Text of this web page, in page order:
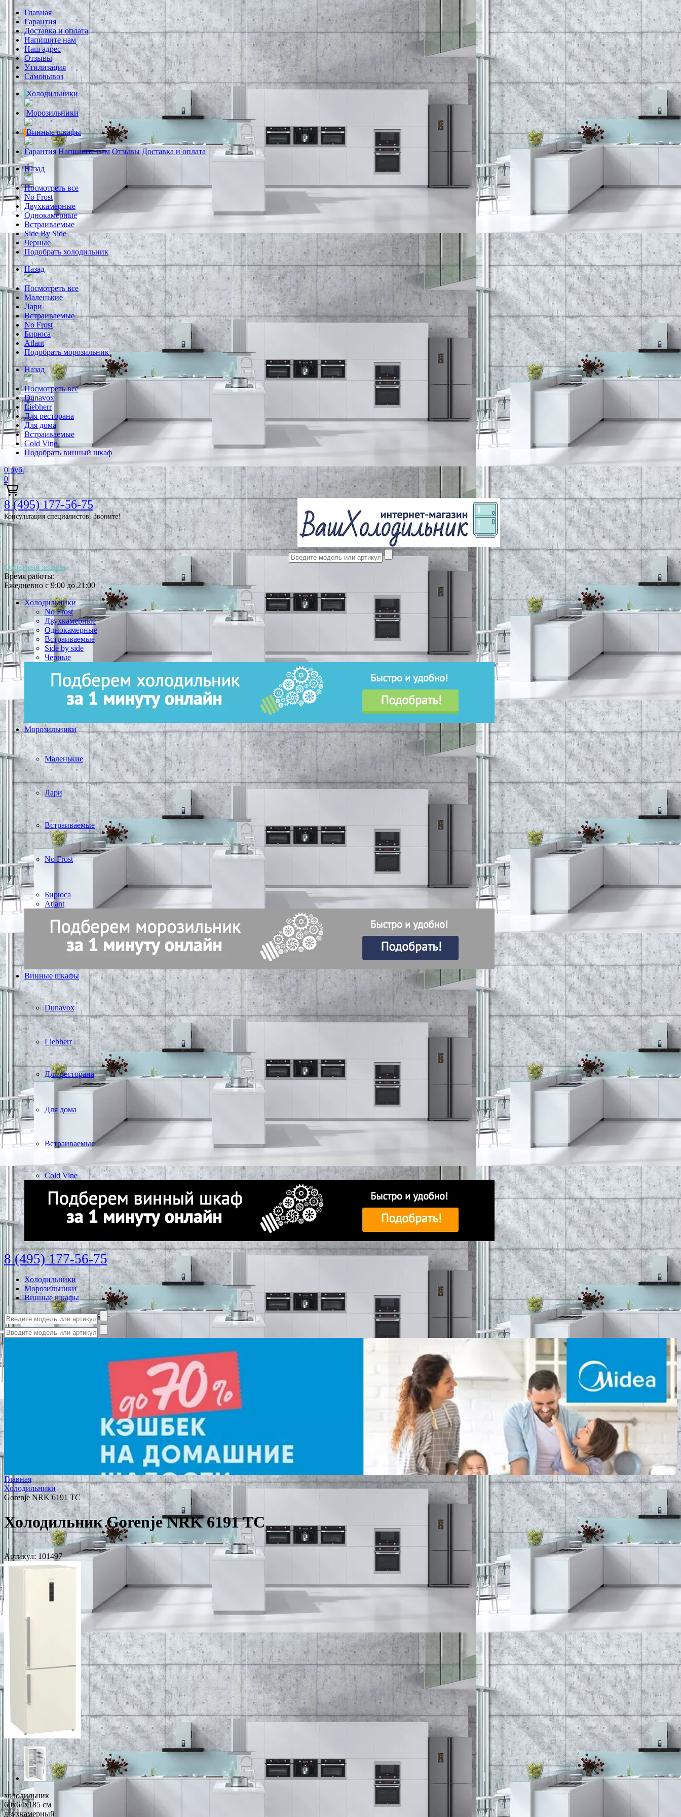
Главная
Гарантия
Доставка и оплата
Напишите нам
Наш адрес
Отзывы
Утилизация
Самовывоз
Холодильники
Морозильники
Винные шкафы
Гарантия Напишите нам Отзывы Доставка и оплата
Назад
Посмотреть все
No Frost
Двухкамерные
Однокамерные
Встраиваемые
Side By Side
Черные
Подобрать холодильник
Назад
Посмотреть все
Маленькие
Лари
Встраиваемые
No Frost
Бирюса
Atlant
Подобрать морозильник
Назад
Посмотреть все
Dunavox
Liebherr
Для ресторана
Для дома
Встраиваемые
Cold Vine
Подобрать винный шкаф
0 руб.
0
8 (495) 177-56-75
Консультация специалистов. Звоните!
Обратный звонок
Время работы:
Ежедневно с 9:00 до 21:00
Холодильники
No Frost
Двухкамерные
Однокамерные
Встраиваемые
Side by side
Черные
Морозильники
Маленькие
Лари
Встраиваемые
No Frost
Бирюса
Atlant
Винные шкафы
Dunavox
Liebherr
Для ресторана
Для дома
Встраиваемые
Cold Vine
8 (495) 177-56-75
Холодильники
Морозильники
Винные шкафы
Главная
Холодильники
Gorenje NRK 6191 TC
Холодильник Gorenje NRK 6191 TC
Артикул: 101497
холодильник
60x64x185 см
двухкамерный